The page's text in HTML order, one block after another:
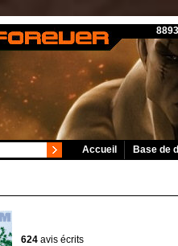
Accueil Base de
624 avis écrits